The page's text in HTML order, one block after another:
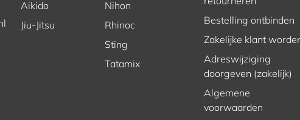
Aikido
Jiu-Jitsu
Nihon
Rhinoc
Sting
Tatamix
Bestelling ontbinden
Zakelijke klant
Adreswijziging
doorgeven (zakelijk)
Algemene
voorwaarden